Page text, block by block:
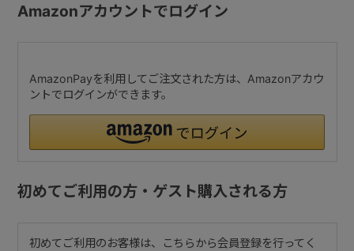
Amazonアカウントでログイン
AmazonPayを利用してご注文された方は、Amazonアカウ
ントでログインができます。
初めてご利用の方・ゲスト購入される方
初めてご利用のお客様は、こちらから会員登録を行ってく